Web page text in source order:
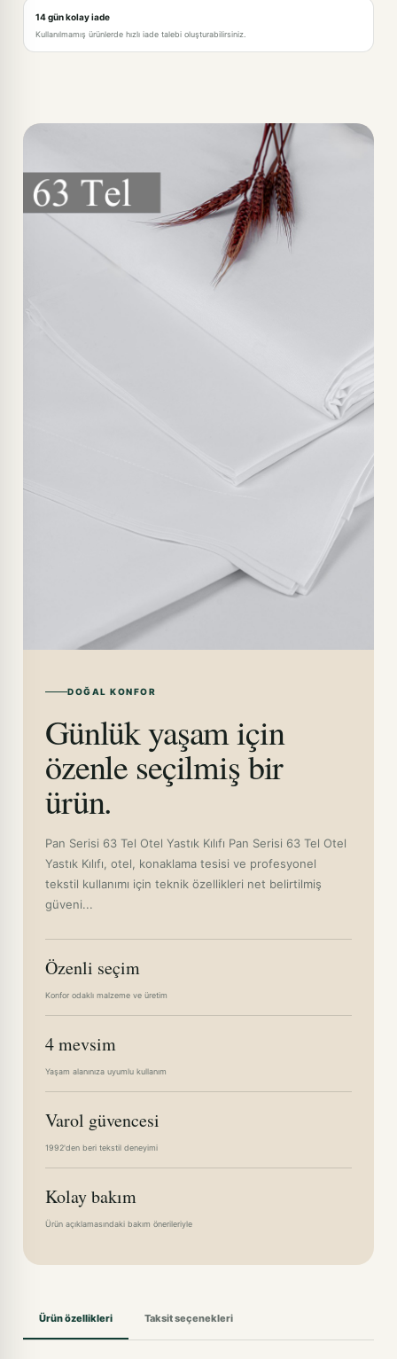
14 gün kolay iade
Kullanılmamış ürünlerde hızlı iade talebi oluşturabilirsiniz.
DOĞAL KONFOR
Günlük yaşam için
özenle seçilmiş bir
ürün.
Pan Serisi 63 Tel Otel Yastık Kılıfı Pan Serisi 63 Tel Otel
Yastık Kılıfı, otel, konaklama tesisi ve profesyonel
tekstil kullanımı için teknik özellikleri net belirtilmiş
güveni...
Özenli seçim
Konfor odaklı malzeme ve üretim
4 mevsim
Yaşam alanınıza uyumlu kullanım
Varol güvencesi
1992'den beri tekstil deneyimi
Kolay bakım
Ürün açıklamasındaki bakım önerileriyle
Ürün özellikleri Taksit seçenekleri